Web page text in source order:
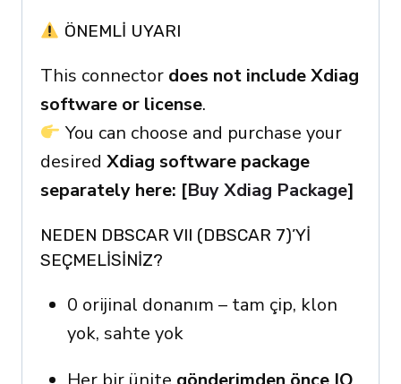
ÖNEMLI UYARI
This connector does not include Xdiag
software or license.
You can choose and purchase your
desired Xdiag software package
separately here: [Buy Xdiag Package]
NEDEN DBSCAR VII (DBSCAR 7)’YI
SEÇMELISINIZ?
0 orijinal donanım – tam çip, klon
yok, sahte yok